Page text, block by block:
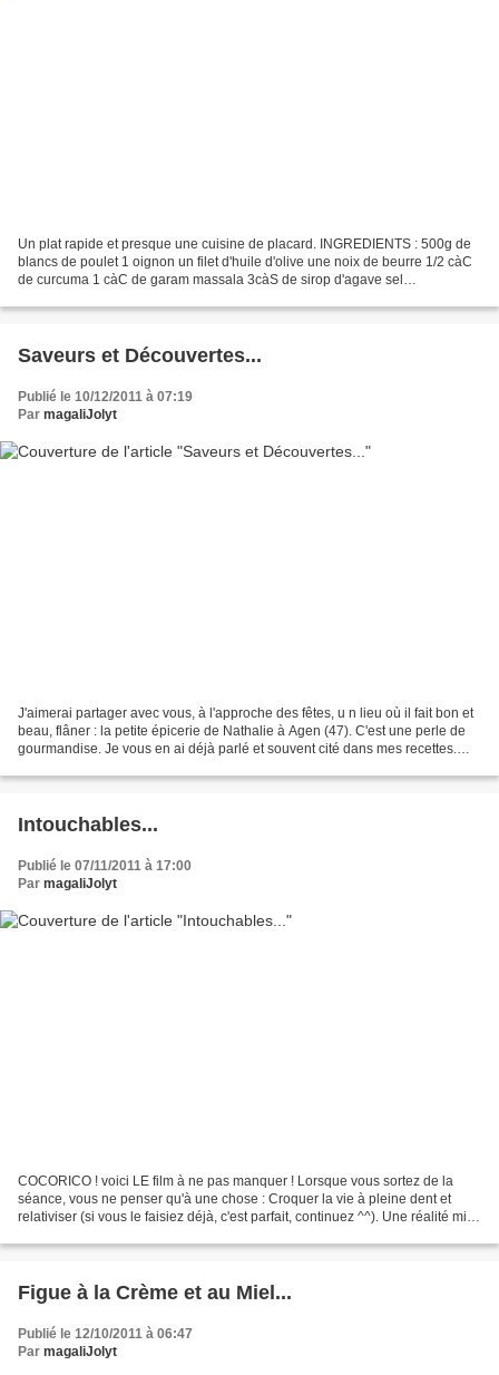
Un plat rapide et presque une cuisine de placard. INGREDIENTS : 500g de
blancs de poulet 1 oignon un filet d'huile d'olive une noix de beurre 1/2 càC
de curcuma 1 càC de garam massala 3càS de sirop d'agave sel
Saveurs et Découvertes...
Publié le 10/12/2011 à 07:19
Par magaliJolyt
J'aimerai partager avec vous, à l'approche des fêtes, u n lieu où il fait bon et
beau, flâner : la petite épicerie de Nathalie à Agen (47). C'est une perle de
gourmandise. Je vous en ai déjà parlé et souvent cité dans mes recettes.
Intouchables...
Publié le 07/11/2011 à 17:00
Par magaliJolyt
COCORICO ! voici LE film à ne pas manquer ! Lorsque vous sortez de la
séance, vous ne penser qu'à une chose : Croquer la vie à pleine dent et
relativiser (si vous le faisiez déjà, c'est parfait, continuez ^^). Une réalité mise
Figue à la Crème et au Miel...
Publié le 12/10/2011 à 06:47
Par magaliJolyt